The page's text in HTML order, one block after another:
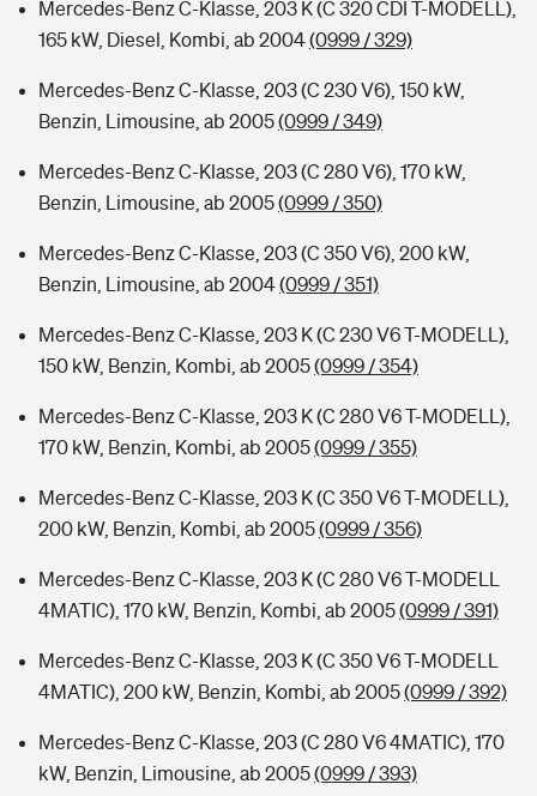
Mercedes-Benz C-Klasse, 203 K (C 320 CDI T-MODELL),
165 kW, Diesel, Kombi, ab 2004(0999 / 329)
Mercedes-Benz C-Klasse, 203 (C 230 V6), 150 kW,
Benzin, Limousine, ab 2005(0999 / 349)
Mercedes-Benz C-Klasse, 203 (C 280 V6), 170 kW,
Benzin, Limousine, ab 2005(0999 / 350)
Mercedes-Benz C-Klasse, 203 (C 350 V6), 200 kW,
Benzin, Limousine, ab 2004(0999 / 351)
Mercedes-Benz C-Klasse, 203 K (C 230 V6 T-MODELL),
150 kW, Benzin, Kombi, ab 2005(0999 / 354)
Mercedes-Benz C-Klasse, 203 K (C 280 V6 T-MODELL),
170 kW, Benzin, Kombi, ab 2005(0999 / 355)
Mercedes-Benz C-Klasse, 203 K (C 350 V6 T-MODELL),
200 kW, Benzin, Kombi, ab 2005(0999 / 356)
Mercedes-Benz C-Klasse, 203 K (C 280 V6 T-MODELL
4MATIC), 170 kW, Benzin, Kombi, ab 2005(0999 / 391)
Mercedes-Benz C-Klasse, 203 K (C 350 V6 T-MODELL
4MATIC), 200 kW, Benzin, Kombi, ab 2005(0999 / 392)
Mercedes-Benz C-Klasse, 203 (C 280 V6 4MATIC), 170
kW, Benzin, Limousine, ab 2005(0999 / 393)